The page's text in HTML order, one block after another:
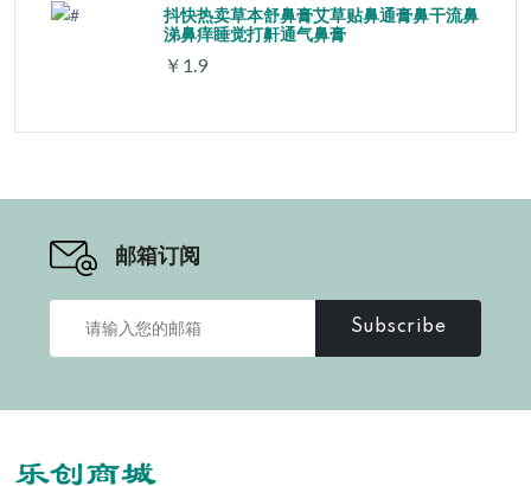
抖快热卖草本舒鼻膏艾草贴鼻通膏鼻干流鼻
涕鼻痒睡觉打鼾通气鼻膏
￥1.9
邮箱订阅
Subscribe